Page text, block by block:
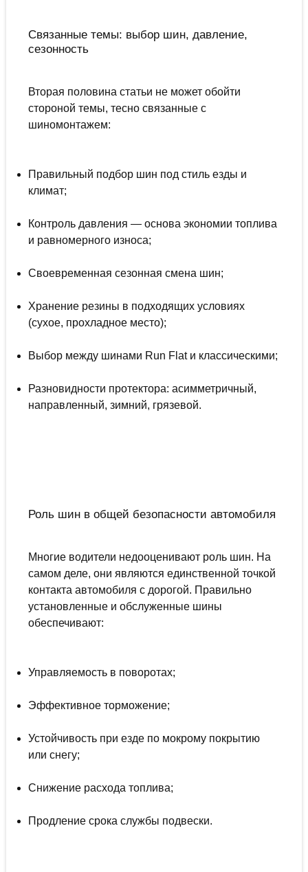
Связанные темы: выбор шин, давление,
сезонность
Вторая половина статьи не может обойти
стороной темы, тесно связанные с
шиномонтажем:
Правильный подбор шин под стиль езды и
климат;
Контроль давления — основа экономии топлива
и равномерного износа;
Своевременная сезонная смена шин;
Хранение резины в подходящих условиях
(сухое, прохладное место);
Выбор между шинами Run Flat и классическими;
Разновидности протектора: асимметричный,
направленный, зимний, грязевой.
Роль шин в общей безопасности автомобиля
Многие водители недооценивают роль шин. На
самом деле, они являются единственной точкой
контакта автомобиля с дорогой. Правильно
установленные и обслуженные шины
обеспечивают:
Управляемость в поворотах;
Эффективное торможение;
Устойчивость при езде по мокрому покрытию
или снегу;
Снижение расхода топлива;
Продление срока службы подвески.